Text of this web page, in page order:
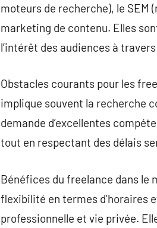
moteurs de recherche), le SEM
marketing de contenu. Elles
l’intérêt des audiences à
Obstacles courants pour les
implique souvent la recherche
demande d’excellentes
tout en respectant des délais
Bénéfices du freelance dans le
flexibilité en termes d’horaires
professionnelle et vie privée.